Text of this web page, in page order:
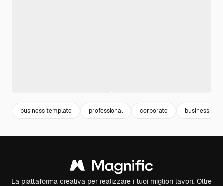
business template professional corporate business
La piattaforma creativa per realizzare i tuoi migliori lavori. Oltre